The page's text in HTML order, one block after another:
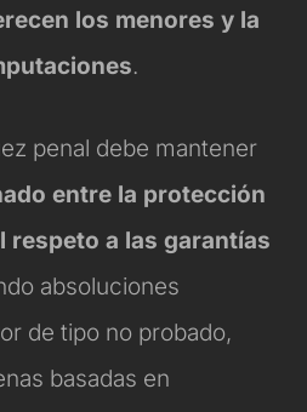
los menores y la
.
penal debe mantener
entre la protección
respeto a las garantías
absoluciones
de tipo no probado,
basadas en